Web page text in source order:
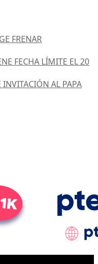
FRENAR
FECHA LÍMITE EL 20
AL PAPA